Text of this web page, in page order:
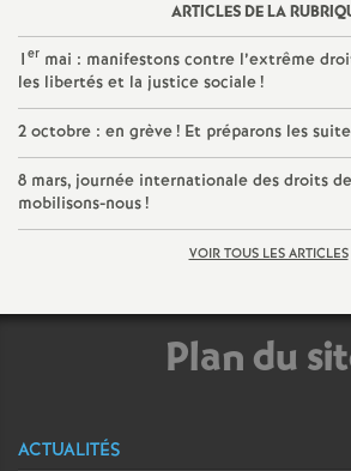
ARTICLES DE LA
1er mai : manifestons contre l’extrême
les libertés et la justice sociale!
2 octobre : en grève! Et préparons les
8 mars, journée internationale des droits
mobilisons-nous!
VOIR TOUS LES ARTICLES
Plan du
ACTUALITÉS